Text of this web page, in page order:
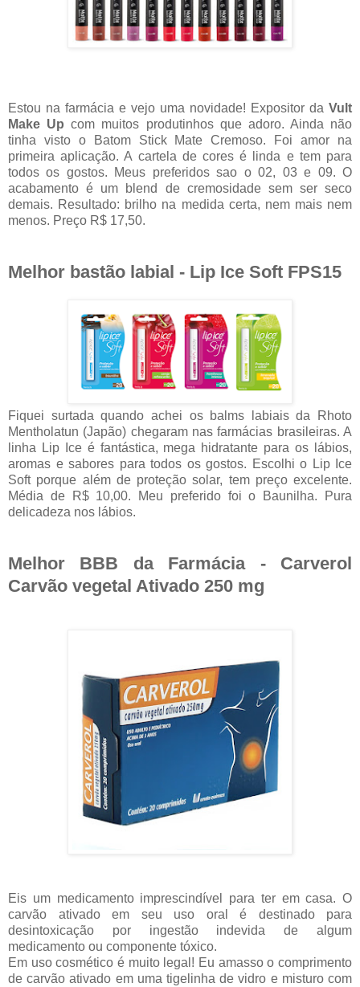
Estou na farmácia e vejo uma novidade! Expositor da Vult
Make Up com muitos produtinhos que adoro. Ainda não
tinha visto o Batom Stick Mate Cremoso. Foi amor na
primeira aplicação. A cartela de cores é linda e tem para
todos os gostos. Meus preferidos sao o 02, 03 e 09. O
acabamento é um blend de cremosidade sem ser seco
demais. Resultado: brilho na medida certa, nem mais nem
menos. Preço R$ 17,50.
Melhor bastão labial - Lip Ice Soft FPS15
Fiquei surtada quando achei os balms labiais da Rhoto
Mentholatun (Japão) chegaram nas farmácias brasileiras. A
linha Lip Ice é fantástica, mega hidratante para os lábios,
aromas e sabores para todos os gostos. Escolhi o Lip Ice
Soft porque além de proteção solar, tem preço excelente.
Média de R$ 10,00. Meu preferido foi o Baunilha. Pura
delicadeza nos lábios.
Melhor BBB da Farmácia - Carverol
Carvão vegetal Ativado 250 mg
Eis um medicamento imprescindível para ter em casa. O
carvão ativado em seu uso oral é destinado para
desintoxicação por ingestão indevida de algum
medicamento ou componente tóxico.
Em uso cosmético é muito legal! Eu amasso o comprimento
de carvão ativado em uma tigelinha de vidro e misturo com